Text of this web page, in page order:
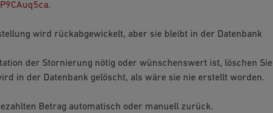
.
wird rückabgewickelt, aber sie bleibt in der Datenbank
der Stornierung nötig oder wünschenswert ist, löschen Sie
in der Datenbank gelöscht, als wäre sie nie erstellt worden.
Betrag automatisch oder manuell zurück.